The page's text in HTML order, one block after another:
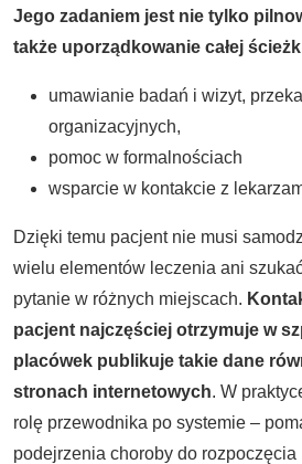
Jego zadaniem jest nie tylko
także uporządkowanie całej
umawianie badań i wizyt,
organizacyjnych,
pomoc w formalnościach
wsparcie w kontakcie z
Dzięki temu pacjent nie musi
wielu elementów leczenia ani
pytanie w różnych miejscach.
pacjent najczęściej otrzymuje w
placówek publikuje takie dane
stronach internetowych. W
rolę przewodnika po systemie –
podejrzenia choroby do